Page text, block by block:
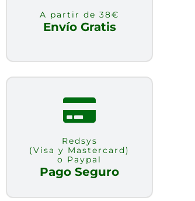
A partir de 38€
Envío Gratis
Redsys
(Visa y Mastercard)
o Paypal
Pago Seguro